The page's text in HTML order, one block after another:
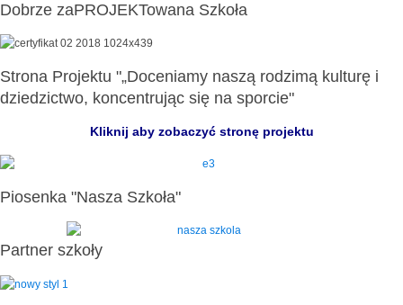
Dobrze zaPROJEKTowana Szkoła
Strona Projektu "„Doceniamy naszą rodzimą kulturę i
dziedzictwo, koncentrując się na sporcie"
Kliknij aby zobaczyć stronę projektu
Piosenka "Nasza Szkoła"
Partner szkoły